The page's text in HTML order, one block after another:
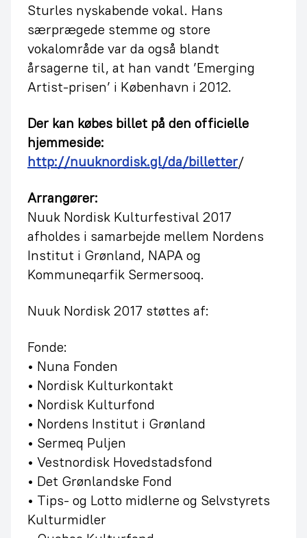
Sturles nyskabende vokal. Hans
særprægede stemme og store
vokalområde var da også blandt
årsagerne til, at han vandt ’Emerging
Artist-prisen’ i København i 2012.
Der kan købes billet på den officielle
hjemmeside:
http://nuuknordisk.gl/da/billetter/
Arrangører:
Nuuk Nordisk Kulturfestival 2017
afholdes i samarbejde mellem Nordens
Institut i Grønland, NAPA og
Kommuneqarfik Sermersooq.
Nuuk Nordisk 2017 støttes af:
Fonde:
• Nuna Fonden
• Nordisk Kulturkontakt
• Nordisk Kulturfond
• Nordens Institut i Grønland
• Sermeq Puljen
• Vestnordisk Hovedstadsfond
• Det Grønlandske Fond
• Tips- og Lotto midlerne og Selvstyrets
Kulturmidler